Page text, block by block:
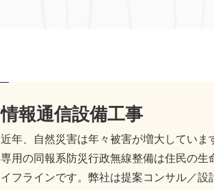
情報通信設備工事
近年、自然災害は年々被害が増大していま
専用の同報系防災行政無線整備は住民の生
イフラインです。弊社は提案コンサル／設